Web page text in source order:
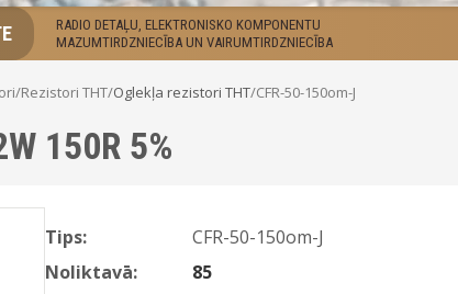
RADIO DETAĻU, ELEKTRONISKO KOMPONENTU
MAZUMTIRDZNIECĪBA UN VAIRUMTIRDZNIECĪBA
/Rezistori THT/Oglekļa rezistori THT/CFR-50-150om-J
150R 5%
Tips:
CFR-50-150om-J
Noliktavā:
85